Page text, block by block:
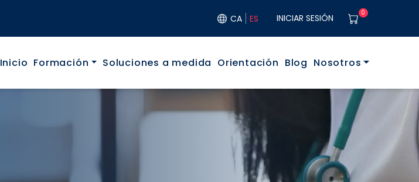
CA ES User
INICIAR SESIÓN 0
Navegació principal
Inicio Formación Soluciones a medida Orientación Blog Nosotros